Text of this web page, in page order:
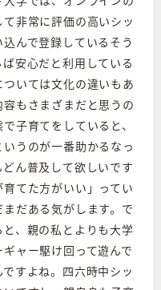
非常に評価の高いシッ
んで登録しているそう
安心だと利用している
いては文化の違いもあ
もさまざまだと思うの
子育てをしていると、
いうのが一番助かるなっ
ん普及して欲しいです
てた方がいい」ってい
だある気がします。で
、親の私とよりも大学
ャー駆け回って遊んで
すよね。四六時中シッ